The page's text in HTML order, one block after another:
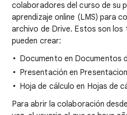
colaboradores del curso de su
aprendizaje online (LMS) para
archivo de Drive. Estos son los
pueden crear:
Documento en Documentos
Presentación en
Hoja de cálculo en Hojas de
Para abrir la colaboración